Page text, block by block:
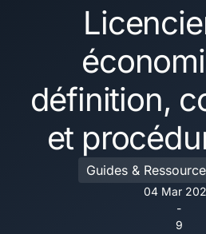
définition,
et
Guides &
04 Mar
-
9